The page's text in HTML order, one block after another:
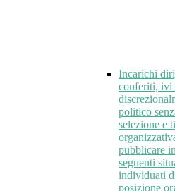
Incarichi
conferiti, ivi
politico
selezione e
pubblicare
seguenti
individuati
posizione